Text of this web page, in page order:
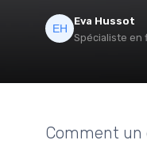
Eva Hussot
Spécialiste en
Comment un